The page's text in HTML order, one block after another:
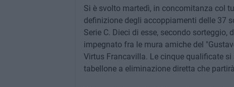
Si è svolto martedì, in concomitanza col
definizione degli accoppiamenti delle 37
Serie C. Dieci di esse, secondo
impegnato fra le mura amiche del
Virtus Francavilla. Le cinque qualificate
tabellone a eliminazione diretta che